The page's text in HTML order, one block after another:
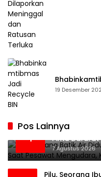
19 Desember
Pos Lainnya
1
Penumpang
Pintu
Kepanikan
7 Agustus 2026
Pilu, Seorang